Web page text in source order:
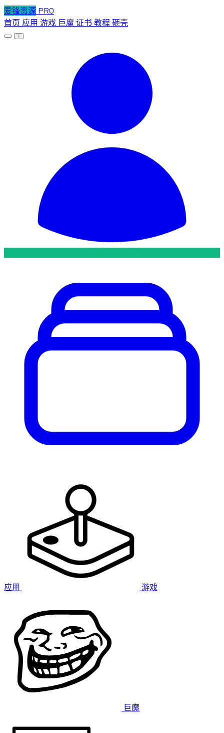
爱锋资源 PRO
首页 应用 游戏 巨魔 证书 教程 砸壳
应用 游戏
巨魔